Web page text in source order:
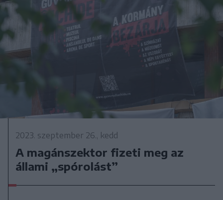
2023. szeptember 26., kedd
A magánszektor fizeti meg az
állami „spórolást”